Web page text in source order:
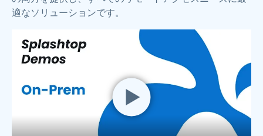
適なソリューションです。